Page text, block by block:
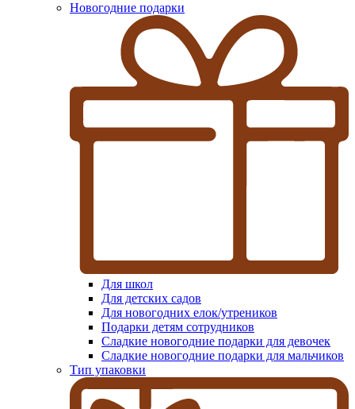
Новогодние подарки
Для школ
Для детских садов
Для новогодних елок/утреников
Подарки детям сотрудников
Сладкие новогодние подарки для девочек
Сладкие новогодние подарки для мальчиков
Тип упаковки